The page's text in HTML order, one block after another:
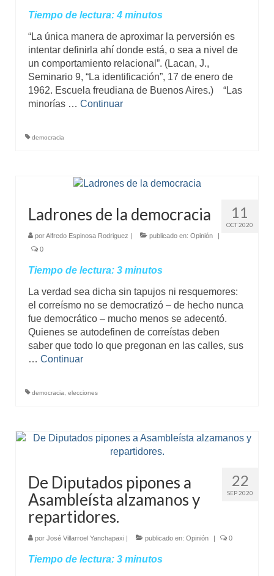
Tiempo de lectura: 4 minutos
“La única manera de aproximar la perversión es
intentar definirla ahí donde está, o sea a nivel de
un comportamiento relacional”. (Lacan, J.,
Seminario 9, “La identificación”, 17 de enero de
1962. Escuela freudiana de Buenos Aires.) “Las
minorías … Continuar
democracia
11
OCT 2020
Ladrones de la democracia
porAlfredo Espinosa Rodriguez | publicado en: Opinión
|
0
Tiempo de lectura: 3 minutos
La verdad sea dicha sin tapujos ni resquemores:
el correísmo no se democratizó – de hecho nunca
fue democrático – mucho menos se adecentó.
Quienes se autodefinen de correístas deben
saber que todo lo que pregonan en las calles, sus
… Continuar
democracia elecciones
22
SEP 2020
De Diputados pipones a
Asambleísta alzamanos y
repartidores.
por José Villarroel Yanchapaxi | publicado en: Opinión | 0
Tiempo de lectura: 3 minutos